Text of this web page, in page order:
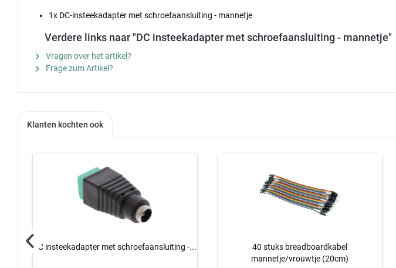
1x DC-insteekadapter met schroefaansluiting - mannetje
Verdere links naar "DC insteekadapter met schroefaansluiting - mannetje"
Vragen over het artikel?
Frage zum Artikel?
Klanten kochten ook
DC insteekadapter met schroefaansluiting -...
40 stuks breadboardkabel
mannetje/vrouwtje (20cm)